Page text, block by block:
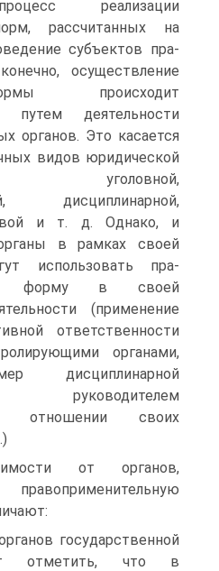
реализации
рассчитанных на
субъектов пра­
осуществление
проис­ходит
путем деятельности
органов. Это касается
видов юриди­ческой
уголовной,
дисцип­линарной,
и т. д. Однако, и
в рамках своей
использовать пра­
форму в своей
(применение
ответственности
органами,
дисциплинар­ной
руководителем
отношении своих
от органов,
государственной
отметить, что в